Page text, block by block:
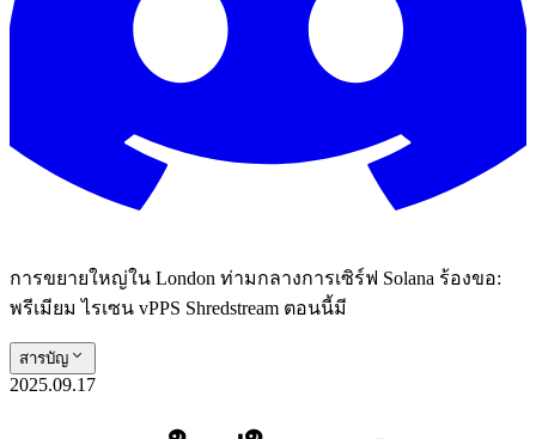
การขยายใหญ่ใน London ท่ามกลางการเซิร์ฟ Solana ร้องขอ:
พรีเมียม ไรเซน vPPS Shredstream ตอนนี้มี
สารบัญ
2025.09.17